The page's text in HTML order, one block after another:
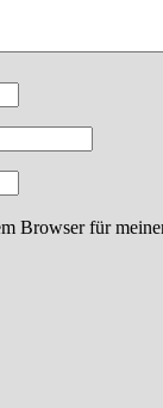
Browser für